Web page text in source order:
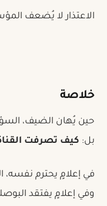
الاعتذار لا يُضعف
خلاصة
حين يُهان الضيف،
بل: كيف تصرفت
في إعلامٍ يحترم نفسه،
وفي إعلامٍ يفتقد